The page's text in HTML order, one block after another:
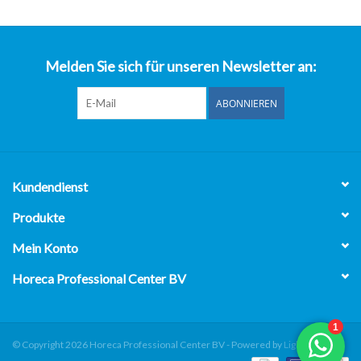
Melden Sie sich für unseren Newsletter an:
ABONNIEREN
Kundendienst
Produkte
Mein Konto
Horeca Professional Center BV
© Copyright 2026 Horeca Professional Center BV - Powered by Lightspeed